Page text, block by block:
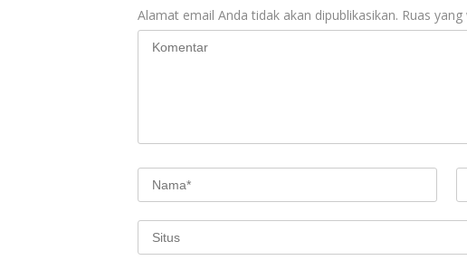
Alamat email Anda tidak akan dipublikasikan. Ruas